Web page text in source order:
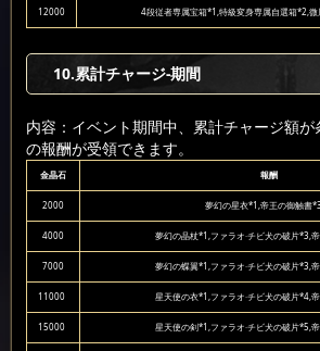
12000 4段従者専属宝箱*1,特級変身専属自選箱*2,
10.累計チャージ-期間
内容：イベント期間中、累計チャージ額
の報酬が受領できます。
金晶石 報酬
2000 夢幻の星衣*1,帝王の御触書
4000 夢幻の晶杖*1,ファラオ·チビ犬の破片*3,
7000 夢幻の蝶翼*1,ファラオ·チビ犬の破片*3,
11000 星天使の衣*1,ファラオ·チビ犬の破片*4,
15000 星天使の剣*1,ファラオ·チビ犬の破片*5,